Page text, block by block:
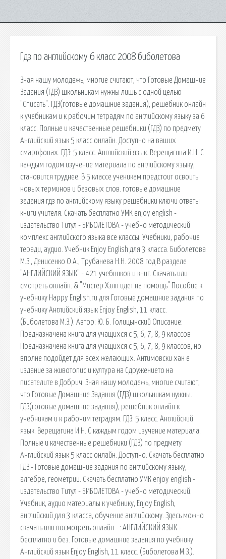
Гдз по английскому 6 класс 2008 биболетова
Зная нашу молодежь, многие считают, что Готовые Домашние
Задания (ГДЗ) школьникам нужны лишь с одной целью
"Списать". ГДЗ(готовые домашние задания), решебник онлайн
к учебникам и к рабочим тетрадям по английскому языку за 6
класс. Полные и качественные решебники (ГДЗ) по предмету
Английский язык 5 класс онлайн. Доступно на ваших
смартфонах. ГДЗ: 5 класс. Английский язык. Верещагина И.Н. С
каждым годом изучение материала по английскому языку,
становится труднее. В 5 классе ученикам предстоит освоить
новых терминов и базовых слов. готовые домашние
задания гдз по английскому языку решебники ключи ответы
книги учителя. Скачать бесплатно УМК enjoy english -
издательство Титул - БИБОЛЕТОВА - учебно методический
комплекс английского языка все классы. Учебники, рабочие
теради, аудио. Учебник Enjoy English для 3 класса. Биболетова
М.З., Денисенко О.А., Трубанева Н.Н. 2008 год В разделе
"АНГЛИЙСКИЙ ЯЗЫК" - 421 учебников и книг. Скачать или
смотреть онлайн. & "Мистер Хэлп идет на помощь" Пособие к
учебнику Happy English.ru для Готовые домашние задания по
учебнику Английский язык Enjoy English, 11 класс.
(Биболетова М.З.). Автор: Ю. Б. Голицынский Описание:
Предназначена книга для учащихся с 5, 6, 7, 8, 9 классов
Предназначена книга для учащихся с 5, 6, 7, 8, 9 классов, но
вполне подойдет для всех желающих. Антимовски хан е
издание за животопис и култура на Сдружението на
писателите в Добрич. Зная нашу молодежь, многие считают,
что Готовые Домашние Задания (ГДЗ) школьникам нужны.
ГДЗ(готовые домашние задания), решебник онлайн к
учебникам и к рабочим тетрадям. ГДЗ: 5 класс. Английский
язык. Верещагина И.Н. С каждым годом изучение материала.
Полные и качественные решебники (ГДЗ) по предмету
Английский язык 5 класс онлайн. Доступно. Скачать бесплатно
ГДЗ - Готовые домашние задания по английскому языку,
алгебре, геометрии. Скачать бесплатно УМК enjoy english -
издательство Титул - БИБОЛЕТОВА - учебно методический.
Учебник, аудио материалы к учебнику, Enjoy English,
английский для 3 класса, обучение английскому. Здесь можно
скачать или посмотреть онлайн - : АНГЛИЙСКИЙ ЯЗЫК -
бесплатно и без. Готовые домашние задания по учебнику
Английский язык Enjoy English, 11 класс. (Биболетова М.З.).